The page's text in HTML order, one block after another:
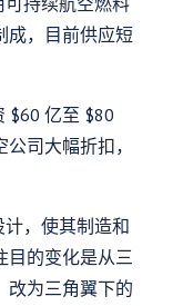
成，目前供应短
$60 亿至 $80
司大幅折扣，
计，使其制造和
目的变化是从三
改为三角翼下的